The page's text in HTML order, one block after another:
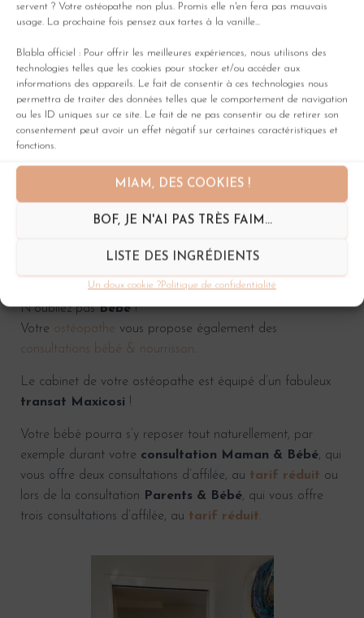
servent ? Votre ostéopathe non plus. Promis elle n'en fera pas mauvais
usage. La prochaine fois pensez aux tartes à la vanille...
Blabla officiel : Pour offrir les meilleures expériences, nous utilisons des
technologies telles que les cookies pour stocker et/ou accéder aux
informations des appareils. Le fait de consentir à ces technologies nous
permettra de traiter des données telles que le comportement de navigation
ou les ID uniques sur ce site. Le fait de ne pas consentir ou de retirer son
consentement peut avoir un effet négatif sur certaines caractéristiques et
fonctions.
MIAM, DES COOKIES !
BOF, JE N'AI PAS TRÈS FAIM...
LISTE DES INGRÉDIENTS
Un doux cookie ?Politique de confidentialité
Douleurs digestives
Technique magique pour calmer bébé
Lagrossesseest unmarathon:Florence Grimaldi
ostéopathe femme enceinte & jeune maman à
Montpellier
grossesse, avant ou après votre heureux évènement, à
cabinet situé à Montpellier, sur Antigone
ostéopathe vous recommande une consultation
et une après votre grossesse.
N’oubliez pasBébé!
Votre ostéopathe vous propose également des
consultations bébé & nourrisson.
Le cabinet de votre ostéopathe est équipé d’un fabuleux
transat Maxicosi !
Votre bébé pourra s’y reposer tout naturellement, par
exemple durant votre consultation Maman & Bébé, qui
vous offre deux consultations d’affilée, au tarif réduit ou
lors de la consultation
Parents & Bébé, qui vous offre
trois consultations d’affilée, au tarif réduit.